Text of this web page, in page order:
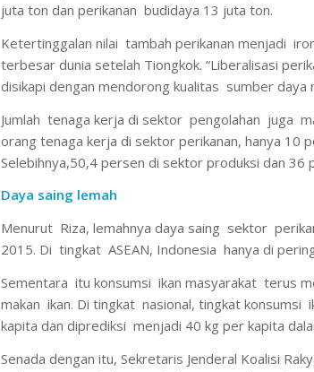
juta ton dan perikanan budidaya 13 juta ton.
Ketertinggalan nilai tambah perikanan menjadi
terbesar dunia setelah Tiongkok. “Liberalisasi
disikapi dengan mendorong kualitas sumber
Jumlah tenaga kerja di sektor pengolahan juga
orang tenaga kerja di sektor perikanan, hanya 10
Selebihnya,50,4 persen di sektor produksi dan 36
Daya saing lemah
Menurut Riza, lemahnya daya saing sektor
2015. Di tingkat ASEAN, Indonesia hanya di
Sementara itu konsumsi ikan masyarakat terus
makan ikan. Di tingkat nasional, tingkat konsumsi
kapita dan diprediksi menjadi 40 kg per kapita
Senada dengan itu, Sekretaris Jenderal Koalisi